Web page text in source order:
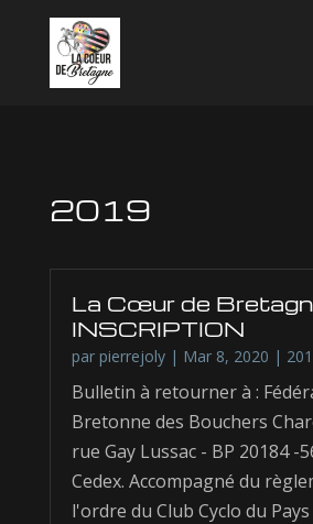
2019
La Cœur de
INSCRIPTION
par pierrejoly| Mar 8, 2020 |
Bulletin à retourner à :
Bretonne des Bouchers
rue Gay Lussac - BP 20184 -
Cedex. Accompagné du
l'ordre du Club Cyclo du Pays